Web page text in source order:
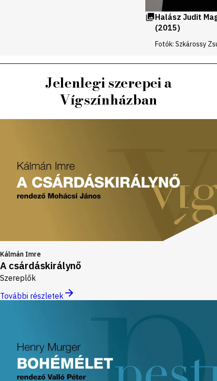
Halász Judit
(2015)
Fotók: Szkárossy
Jelenlegi szerepei a
Vígszínházban
Kálmán Imre
A csárdáskirálynő
Szereplők
További részletek